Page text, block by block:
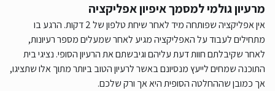
מרעיון גולמי למסמך איפיון אפליקציה
אין אפליקציה שפותחה מיד לאחר שיחת טלפון של 2 דקות. הרגע בו
מתחילים לעבוד על האפליקציה מגיע לאחר שמעלים מספר רעיונות,
לאחר שקיבלתם חוות דעת עליהם וגיבשתם את הרעיון הסופי. נציגי בית
התוכנה שמחים לייעץ מנסיונם באשר לרעיון הטוב ביותר מתוך אלו שתציגו,
אך כמובן שההחלטה הסופית היא אך ורק שלכם.